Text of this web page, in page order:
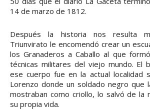
14 de marzo de 1812.
Después la historia nos resulta
Triunvirato le encomendó crear un
los Granaderos a Caballo al que
técnicas militares del viejo mundo. El
ese cuerpo fue en la actual localidad
Lorenzo donde un soldado negro que
mostraban como criollo, lo salvó de la
su propia vida.